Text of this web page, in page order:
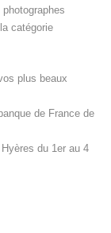
catégorie
plus beaux
de France de
du 1er au 4